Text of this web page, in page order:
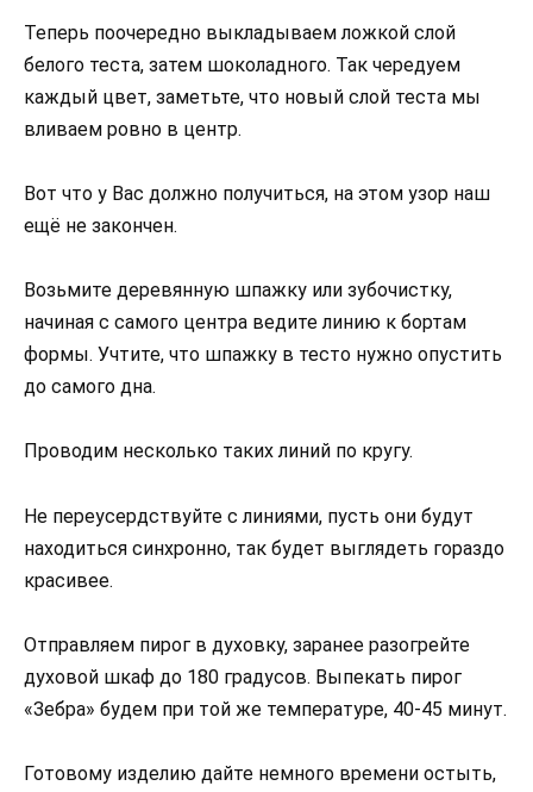
Теперь поочередно выкладываем ложкой слой
белого теста, затем шоколадного. Так чередуем
каждый цвет, заметьте, что новый слой теста мы
вливаем ровно в центр.
Вот что у Вас должно получиться, на этом узор наш
ещё не закончен.
Возьмите деревянную шпажку или зубочистку,
начиная с самого центра ведите линию к бортам
формы. Учтите, что шпажку в тесто нужно опустить
до самого дна.
Проводим несколько таких линий по кругу.
Не переусердствуйте с линиями, пусть они будут
находиться синхронно, так будет выглядеть гораздо
красивее.
Отправляем пирог в духовку, заранее разогрейте
духовой шкаф до 180 градусов. Выпекать пирог
«Зебра» будем при той же температуре, 40-45 минут.
Готовому изделию дайте немного времени остыть,